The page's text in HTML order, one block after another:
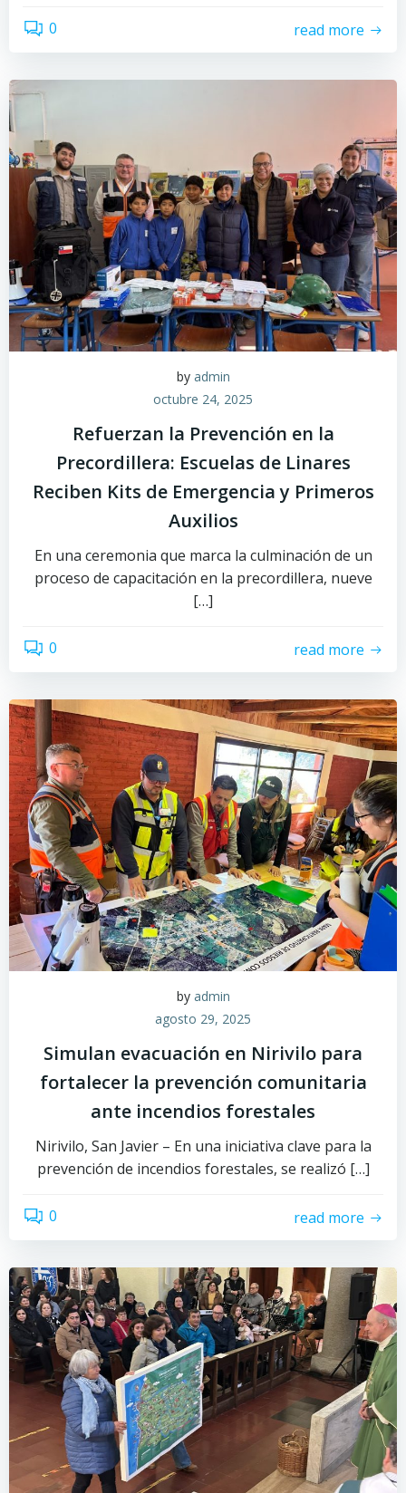
0 read more
by admin
octubre 24, 2025
Refuerzan la Prevención en la
Precordillera: Escuelas de Linares
Reciben Kits de Emergencia y Primeros
Auxilios
En una ceremonia que marca la culminación de un
proceso de capacitación en la precordillera, nueve
[…]
0 read more
by admin
agosto 29, 2025
Simulan evacuación en Nirivilo para
fortalecer la prevención comunitaria
ante incendios forestales
Nirivilo, San Javier – En una iniciativa clave para la
prevención de incendios forestales, se realizó […]
0 read more